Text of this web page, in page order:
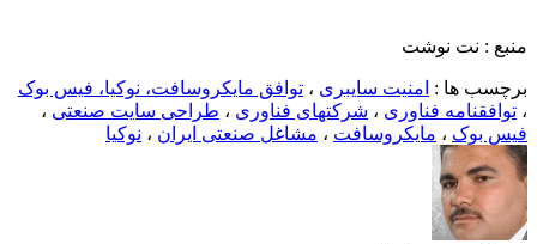
منبع : نت نوشت
برچسب ها : امنیت سایبری ، توافق مایکروسافت، نوکیا، فیس بوک
، توافقنامه فناوری ، شرکتهای فناوری ، طراحی سایت صنعتی ،
فیس بوک ، مایکروسافت ، مشاغل صنعتی ایران ، نوکیا